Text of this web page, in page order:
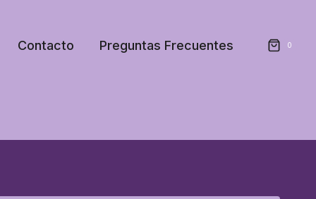
Contacto Preguntas Frecuentes 0